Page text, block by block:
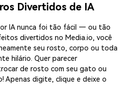
Divertidos de IA
IA nunca foi tão fácil — ou tão
divertidos no Media.io, você
seu rosto, corpo ou toda
hilário. Quer parecer
de rosto com seu gato ou
Apenas digite, clique e deixe o